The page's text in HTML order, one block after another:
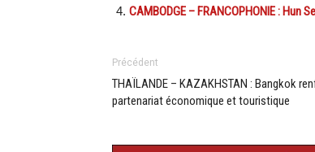
CAMBODGE – FRANCOPHONIE :
Précédent
THAÏLANDE – KAZAKHSTAN : Bangkok
partenariat économique et touristique